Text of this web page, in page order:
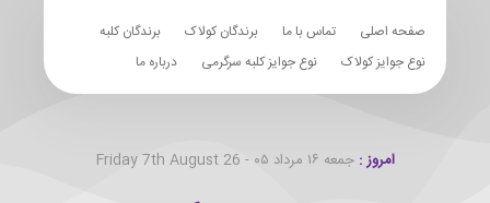
صفحه اصلی تماس با ما برندگان کولاک
برندگان کلبه
نوع جوایز کولاک
نوع جوایز کلبه سرگرمی درباره ما
امروز :جمعه ۱۶ مرداد ۰۵ - Friday 7th August 26